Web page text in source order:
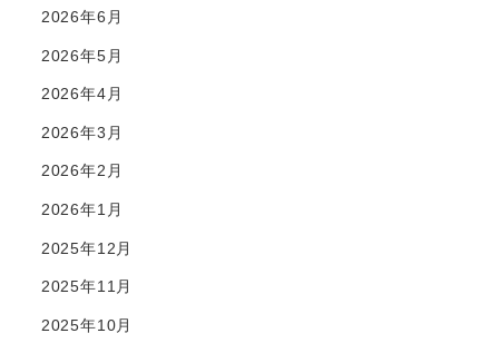
2026年6月
2026年5月
2026年4月
2026年3月
2026年2月
2026年1月
2025年12月
2025年11月
2025年10月